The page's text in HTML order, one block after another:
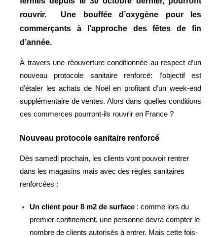
rouvrir. Une bouffée d’oxygène pour les
commerçants à l’approche des fêtes de fin
d’année.
À travers une réouverture conditionnée au respect d’un
nouveau protocole sanitaire renforcé: l’objectif est
d’étaler les achats de Noël en profitant d’un week-end
supplémentaire de ventes. Alors dans quelles conditions
ces commerces pourront-ils rouvrir en France ?
Nouveau protocole sanitaire renforcé
Dès samedi prochain, les clients vont pouvoir rentrer
dans les magasins mais avec des règles sanitaires
renforcées :
Un client pour 8 m2 de surface : comme lors du
premier confinement, une personne devra compter le
nombre de clients autorisés à entrer. Mais cette fois-